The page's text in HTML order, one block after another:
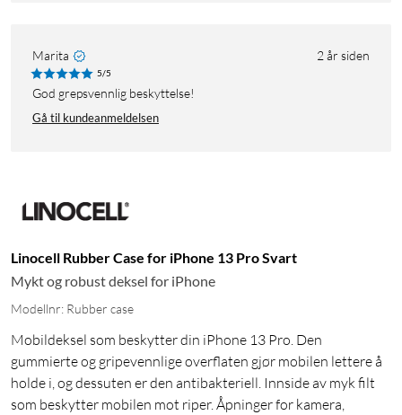
Marita 2 år siden
5/5
God grepsvennlig beskyttelse!
Gå til kundeanmeldelsen
Linocell Rubber Case for iPhone 13 Pro Svart
Mykt og robust deksel for iPhone
Modellnr: Rubber case
Mobildeksel som beskytter din iPhone 13 Pro. Den
gummierte og gripevennlige overflaten gjør mobilen lettere å
holde i, og dessuten er den antibakteriell. Innside av myk filt
som beskytter mobilen mot riper. Åpninger for kamera,